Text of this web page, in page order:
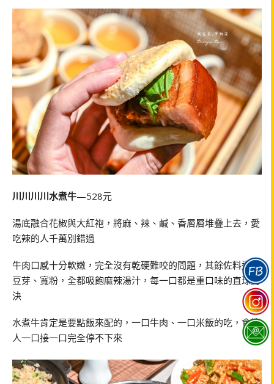
川川川川水煮牛—528元
湯底融合花椒與大紅袍，將麻、辣、鹹、香層層堆疊上去，愛
吃辣的人千萬別錯過
牛肉口感十分軟嫩，完全沒有乾硬難咬的問題，其餘佐料還有
豆芽、寬粉，全都吸飽麻辣湯汁，每一口都是重口味的直球對
決
水煮牛肯定是要點飯來配的，一口牛肉、一口米飯的吃，會讓
人一口接一口完全停不下來